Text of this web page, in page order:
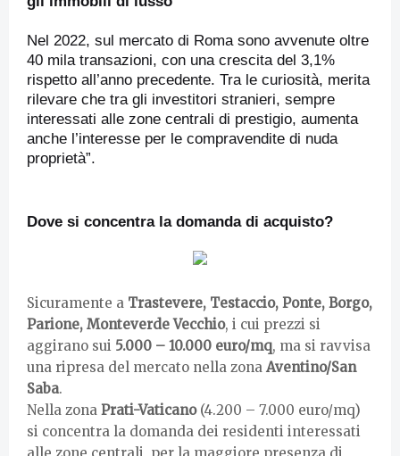
Nel 2022, sul mercato di Roma sono avvenute oltre
40 mila transazioni, con una crescita del 3,1%
rispetto all’anno precedente. Tra le curiosità, merita
rilevare che tra gli investitori stranieri, sempre
interessati alle zone centrali di prestigio, aumenta
anche l’interesse per le compravendite di nuda
proprietà”.
Dove si concentra la domanda di acquisto?
Sicuramente a Trastevere, Testaccio, Ponte, Borgo,
Parione, Monteverde Vecchio, i cui prezzi si
aggirano sui 5.000 – 10.000 euro/mq, ma si ravvisa
una ripresa del mercato nella zona Aventino/San
Saba.
Nella zona Prati-Vaticano(4.200 – 7.000 euro/mq)
si concentra la domanda dei residenti interessati
alle zone centrali, per la maggiore presenza di